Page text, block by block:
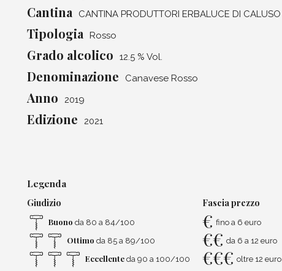
Cantina CANTINA PRODUTTORI ERBALUCE DI CALUSO
Tipologia Rosso
Grado alcolico 12.5 % Vol.
Denominazione Canavese Rosso
Anno 2019
Edizione 2021
Legenda
Giudizio
Buono da 80 a 84/100
Ottimo da 85 a 89/100
Eccellente da 90 a 100/100
Fascia prezzo
€ fino a 6 euro
€€ da 6 a 12 euro
€€€ oltre 12 euro